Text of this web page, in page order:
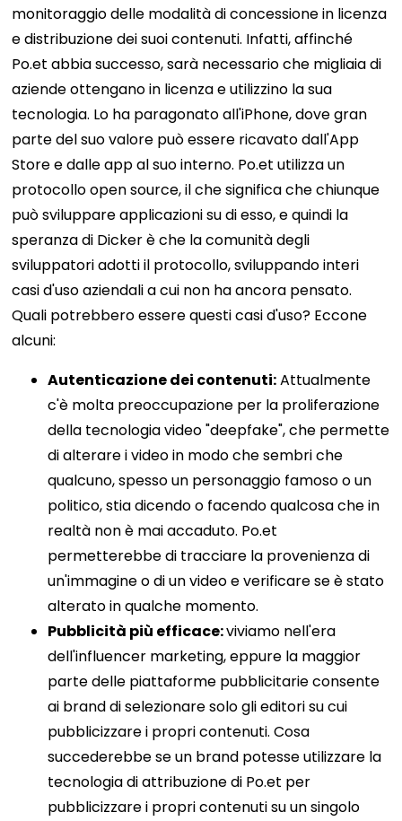
monitoraggio delle modalità di concessione in licenza
e distribuzione dei suoi contenuti. Infatti, affinché
Po.et abbia successo, sarà necessario che migliaia di
aziende ottengano in licenza e utilizzino la sua
tecnologia. Lo ha paragonato all'iPhone, dove gran
parte del suo valore può essere ricavato dall'App
Store e dalle app al suo interno. Po.et utilizza un
protocollo open source, il che significa che chiunque
può sviluppare applicazioni su di esso, e quindi la
speranza di Dicker è che la comunità degli
sviluppatori adotti il ​​protocollo, sviluppando interi
casi d'uso aziendali a cui non ha ancora pensato.
Quali potrebbero essere questi casi d'uso? Eccone
alcuni:
Autenticazione dei contenuti:Attualmente
c'è molta preoccupazione per la proliferazione
della tecnologia video "deepfake", che permette
di alterare i video in modo che sembri che
qualcuno, spesso un personaggio famoso o un
politico, stia dicendo o facendo qualcosa che in
realtà non è mai accaduto. Po.et
permetterebbe di tracciare la provenienza di
un'immagine o di un video e verificare se è stato
alterato in qualche momento.
Pubblicità più efficace:viviamo nell'era
dell'influencer marketing, eppure la maggior
parte delle piattaforme pubblicitarie consente
ai brand di selezionare solo gli editori su cui
pubblicizzare i propri contenuti. Cosa
succederebbe se un brand potesse utilizzare la
tecnologia di attribuzione di Po.et per
pubblicizzare i propri contenuti su un singolo